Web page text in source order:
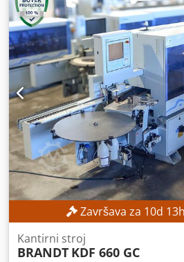
Završava za 10d 13h
Kantirni stroj
BRANDT KDF 660 GC